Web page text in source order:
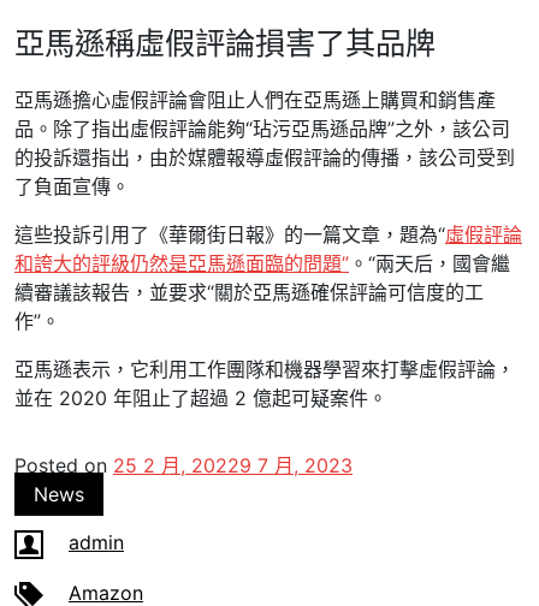
亞馬遜稱虛假評論損害了其品牌
亞馬遜擔心虛假評論會阻止人們在亞馬遜上購買和銷售產
品。除了指出虛假評論能夠“玷污亞馬遜品牌”之外，該公司
的投訴還指出，由於媒體報導虛假評論的傳播，該公司受到
了負面宣傳。
這些投訴引用了《華爾街日報》的一篇文章，題為“虛假評論
和誇大的評級仍然是亞馬遜面臨的問題” 。“兩天后，國會繼
續審議該報告，並要求“關於亞馬遜確保評論可信度的工
作”。
亞馬遜表示，它利用工作團隊和機器學習來打擊虛假評論，
並在 2020 年阻止了超過 2 億起可疑案件。
Posted on 25 2 月, 20229 7 月, 2023
News
admin
Amazon